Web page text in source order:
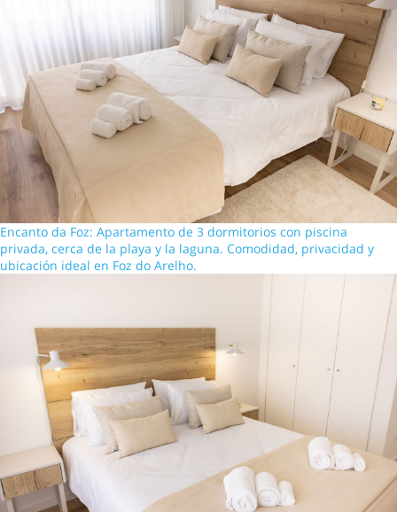
Encanto da Foz: Apartamento de 3 dormitorios con piscina
privada, cerca de la playa y la laguna. Comodidad, privacidad y
ubicación ideal en Foz do Arelho.